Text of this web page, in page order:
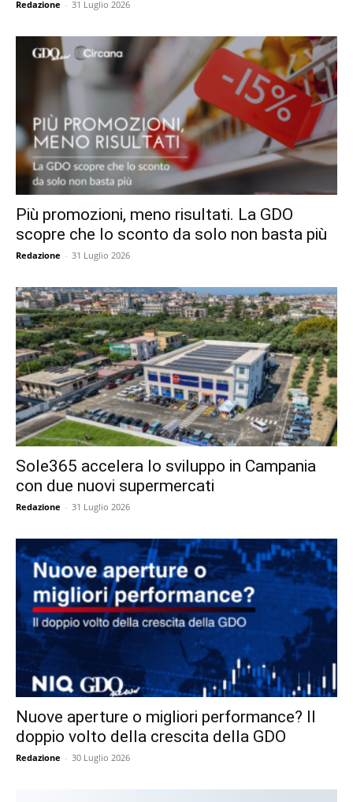
Redazione - 31 Luglio 2026
Più promozioni, meno risultati. La GDO
scopre che lo sconto da solo non basta più
Redazione - 31 Luglio 2026
Sole365 accelera lo sviluppo in Campania
con due nuovi supermercati
Redazione - 31 Luglio 2026
Nuove aperture o migliori performance? Il
doppio volto della crescita della GDO
Redazione - 30 Luglio 2026